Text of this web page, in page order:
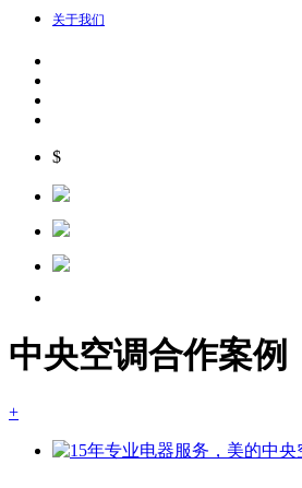
关于我们
$
中央空调合作案例
+